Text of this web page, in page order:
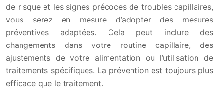
de risque et les signes précoces de troubles capillaires,
vous serez en mesure d’adopter des mesures
préventives adaptées. Cela peut inclure des
changements dans votre routine capillaire, des
ajustements de votre alimentation ou l’utilisation de
traitements spécifiques. La prévention est toujours plus
efficace que le traitement.